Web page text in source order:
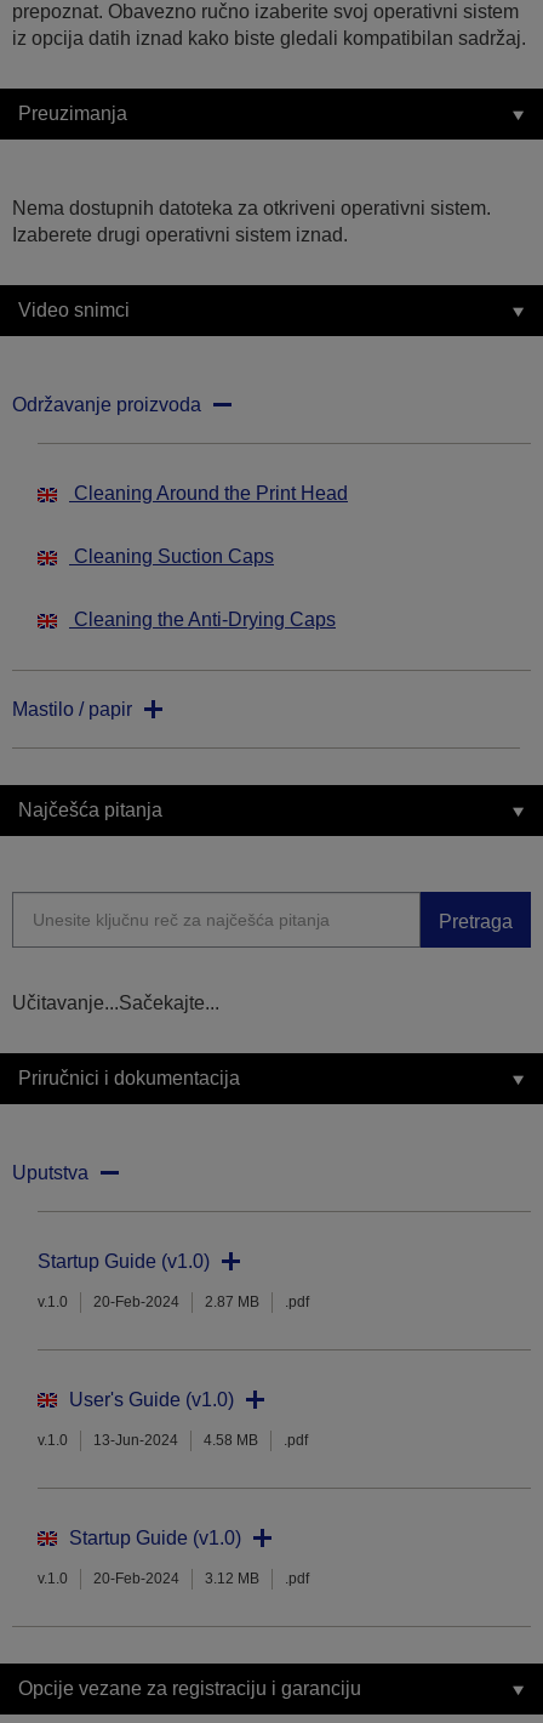
prepoznat. Obavezno ručno izaberite svoj operativni sistem
iz opcija datih iznad kako biste gledali kompatibilan sadržaj.
Preuzimanja
Nema dostupnih datoteka za otkriveni operativni sistem.
Izaberete drugi operativni sistem iznad.
Video snimci
Održavanje proizvoda
Cleaning Around the Print Head
Cleaning Suction Caps
Cleaning the Anti-Drying Caps
Mastilo / papir
Najčešća pitanja
Pretraga
Učitavanje...Sačekajte...
Priručnici i dokumentacija
Uputstva
Startup Guide (v1.0)
v.1.0 20-Feb-2024 2.87 MB .pdf
User's Guide (v1.0)
v.1.0 13-Jun-2024 4.58 MB .pdf
Startup Guide (v1.0)
v.1.0 20-Feb-2024 3.12 MB .pdf
Opcije vezane za registraciju i garanciju